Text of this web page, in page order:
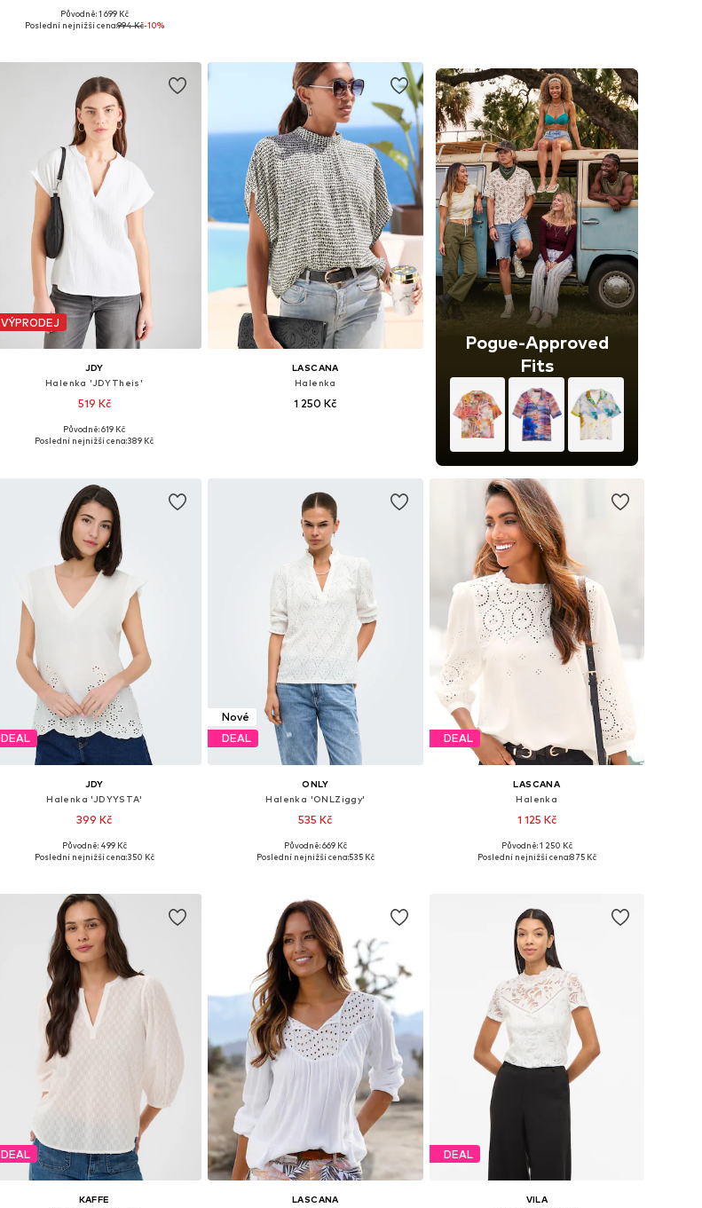
Dostupné velikosti: XS, M, L, XL, XXL, XXXL
Původně: 1 699 Kč
Poslední nejnižší cena:994 Kč-10%
VÝPRODEJ
JDY
Halenka 'JDYTheis'
519 Kč
Dostupné velikosti: XS, S, M, L, XL
Původně: 619 Kč
Poslední nejnižší cena:389 Kč
LASCANA
Halenka
1 250 Kč
Pogue-Approved
Fits
DEAL
JDY
Halenka 'JDYYSTA'
399 Kč
Dostupné velikosti: XS, S, M, XL
Původně: 499 Kč
Poslední nejnižší cena:350 Kč
Nové
DEAL
ONLY
Halenka 'ONLZiggy'
535 Kč
Dostupné velikosti: XS, S, M, L
Původně: 669 Kč
Poslední nejnižší cena:535 Kč
DEAL
LASCANA
Halenka
1 125 Kč
Dostupné v mnoha velikostech
Původně: 1 250 Kč
Poslední nejnižší cena:875 Kč
DEAL
KAFFE
LASCANA
DEAL
VILA